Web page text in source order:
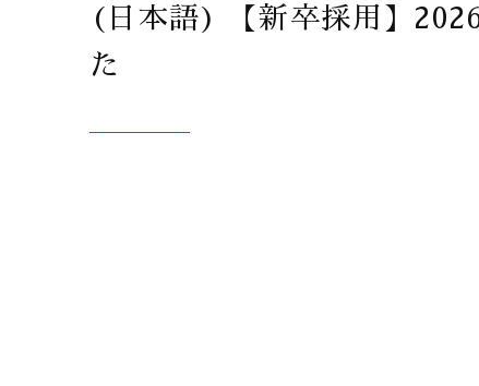
(日本語) 【新卒採用】
た